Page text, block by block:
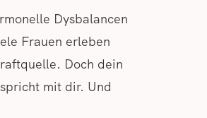
Dysbalancen
Frauen erleben
Doch dein
mit dir. Und